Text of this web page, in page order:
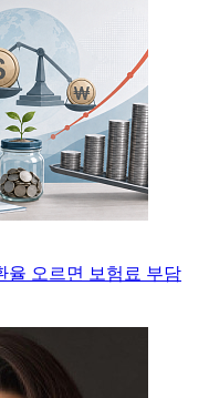
율 오르면 보험료 부담